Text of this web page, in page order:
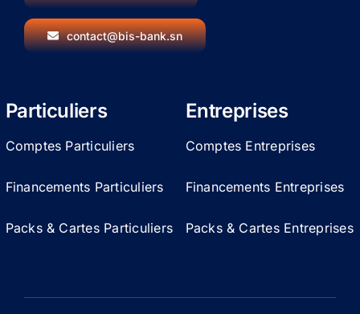
contact@bis-bank.sn
Particuliers
Comptes Particuliers
Financements Particuliers
Packs & Cartes Particuliers
Entreprises
Comptes Entreprises
Financements Entreprises
Packs & Cartes Entreprises